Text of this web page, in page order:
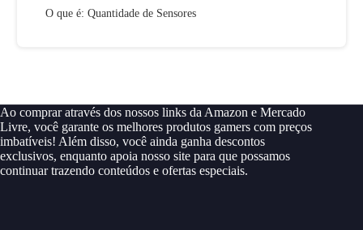
O que é: Quantidade de Sensores
Ao comprar através dos nossos links da Amazon e Mercado
Livre, você garante os melhores produtos gamers com preços
imbatíveis! Além disso, você ainda ganha descontos
exclusivos, enquanto apoia nosso site para que possamos
continuar trazendo conteúdos e ofertas especiais.